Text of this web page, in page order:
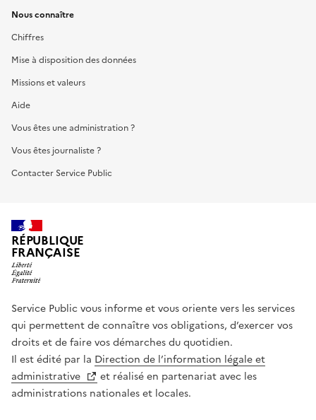
Nous connaître
Chiffres
Mise à disposition des données
Missions et valeurs
Aide
Vous êtes une administration ?
Vous êtes journaliste ?
Contacter Service Public
RÉPUBLIQUE
FRANÇAISE
Service Public vous informe et vous oriente vers les services
qui permettent de connaître vos obligations, d’exercer vos
droits et de faire vos démarches du quotidien.
Il est édité par la Direction de l’information légale et
administrative
et réalisé en partenariat avec les
administrations nationales et locales.